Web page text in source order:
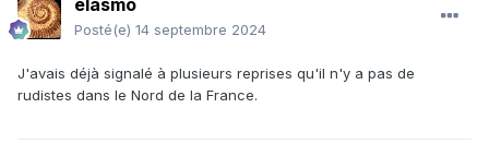
elasmo
Posté(e) 14 septembre 2024
J'avais déjà signalé à plusieurs reprises qu'il n'y a pas de
rudistes dans le Nord de la France.